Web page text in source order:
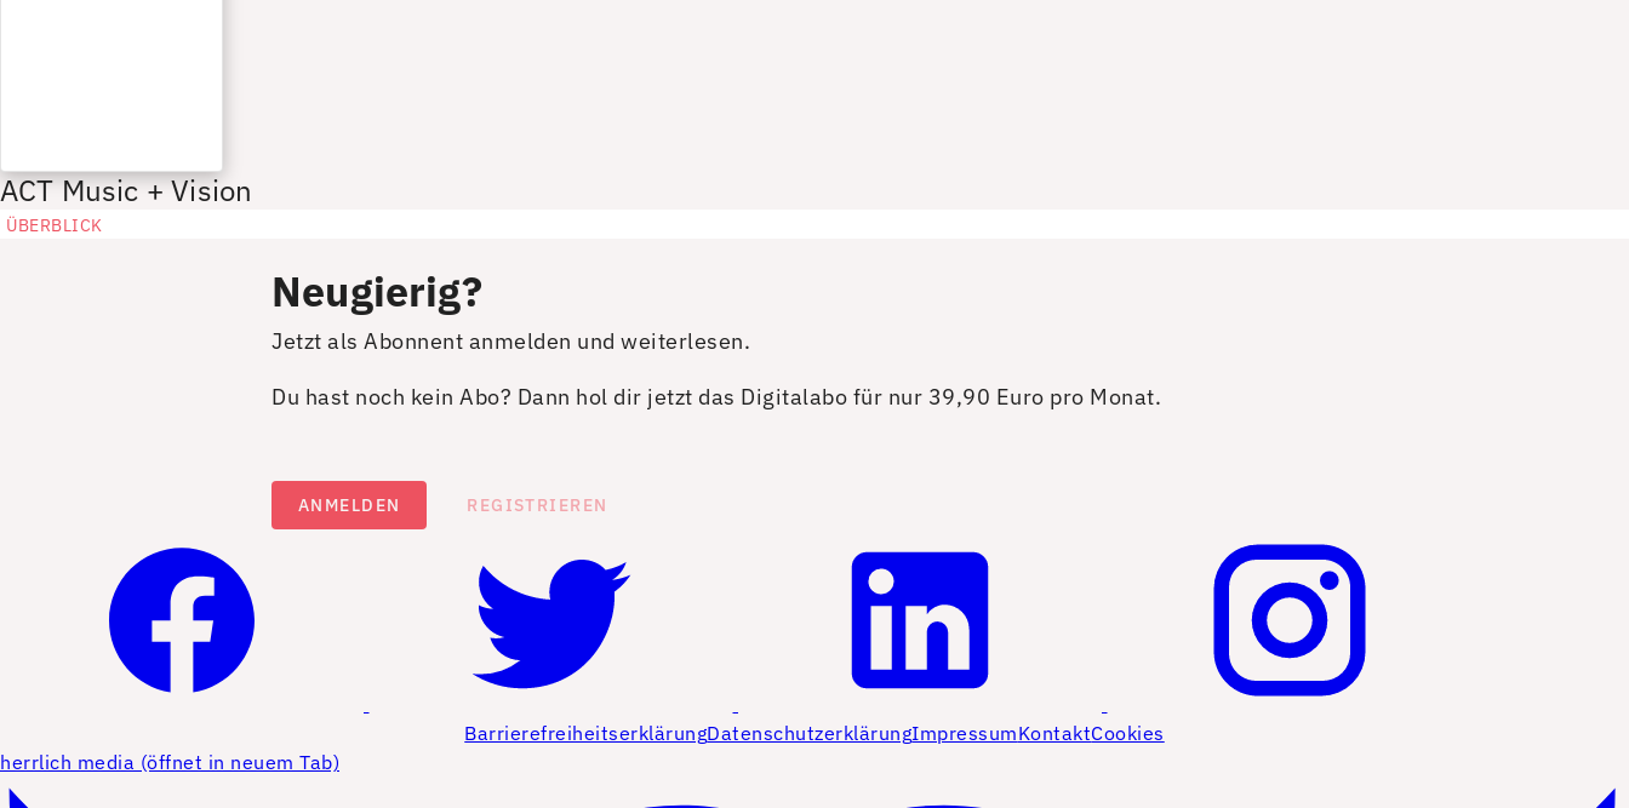
ACT Music + Vision
ÜBERBLICK
Neugierig?
Jetzt als Abonnent anmelden und weiterlesen.
Du hast noch kein Abo? Dann hol dir jetzt das Digitalabo für nur 39,90 Euro pro Monat.
ANMELDEN REGISTRIEREN
BarrierefreiheitserklärungDatenschutzerklärungImpressumKontaktCookies
herrlich media (öffnet in neuem Tab)